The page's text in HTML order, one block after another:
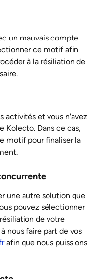
un mauvais compte
ce motif afin
à la résiliation de
activités et vous n'avez
Kolecto. Dans ce cas,
motif pour finaliser la
une autre solution que
pouvez sélectionner
de votre
nous faire part de vos
afin que nous puissions